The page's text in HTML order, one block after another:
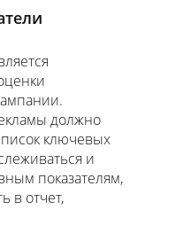
должно
ключевых
и
показателям,
в отчет,